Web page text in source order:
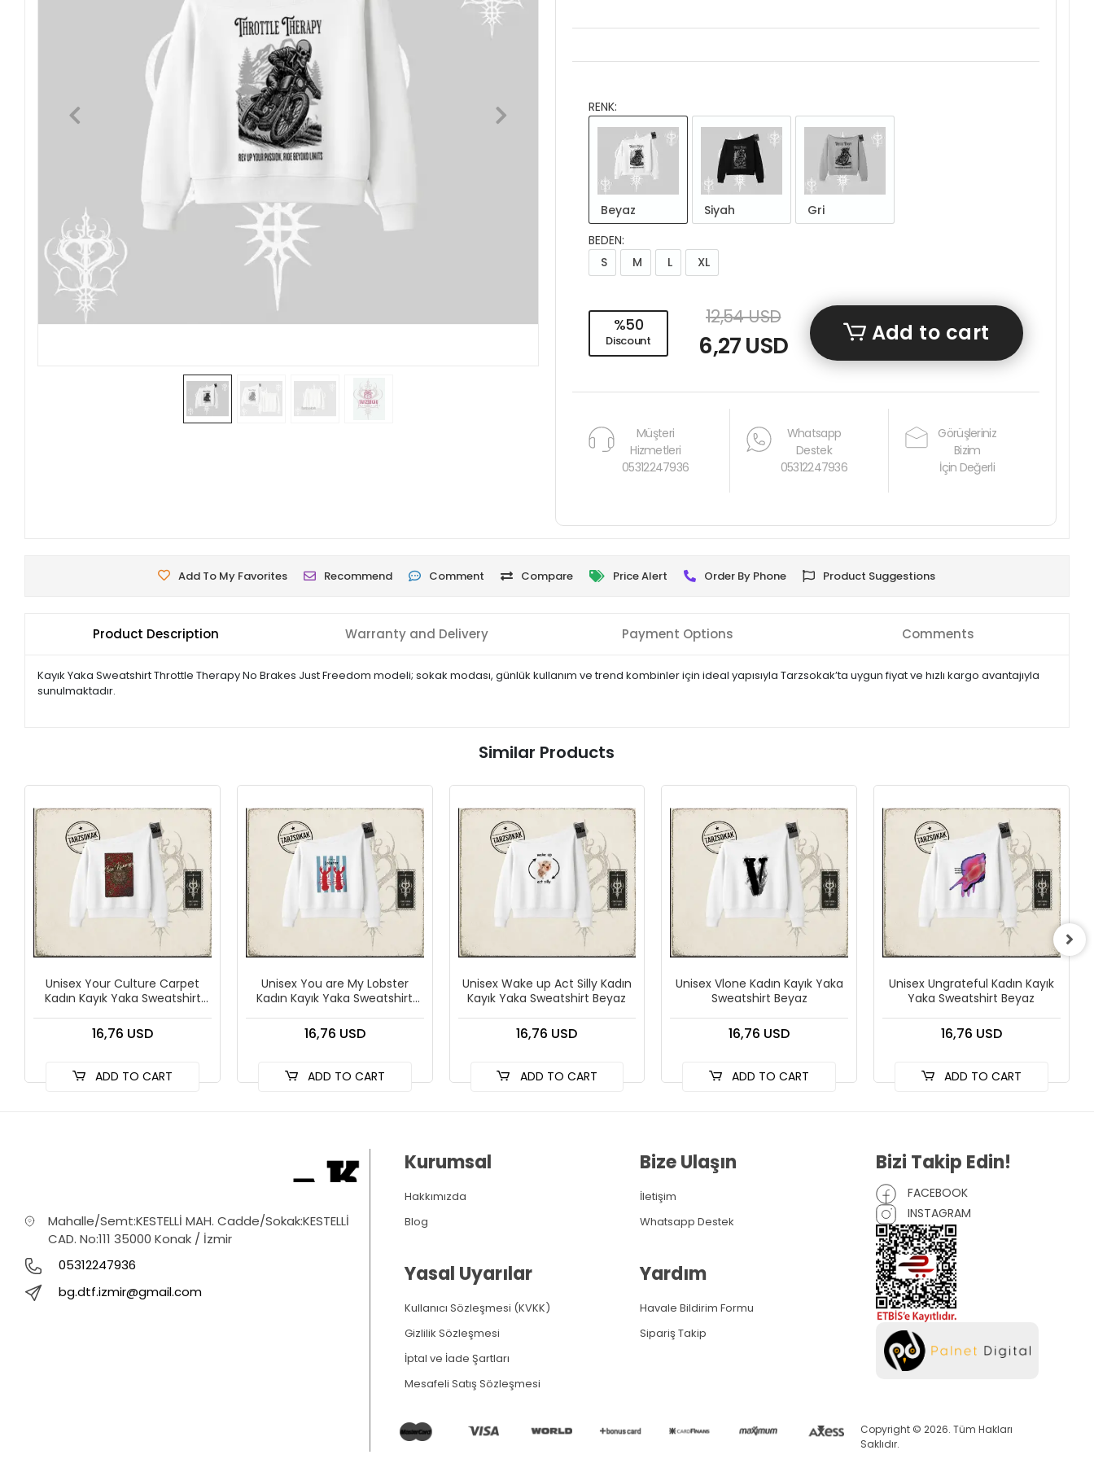
RENK:
Beyaz Siyah
Gri
BEDEN:
S
M L XL
%50
Discount
12,54 USD
6,27 USD Add to cart
Müşteri
Hizmetleri
05312247936
Whatsapp
Destek
05312247936
Görüşleriniz
Bizim
İçin Değerli
Add To My Favorites Recommend Comment Compare Price Alert Order By Phone Product Suggestions
Product Description Warranty and Delivery Payment Options Comments
Kayık Yaka Sweatshirt Throttle Therapy No Brakes Just Freedom modeli; sokak modası, günlük kullanım ve trend kombinler için ideal yapısıyla Tarzsokak’ta uygun fiyat ve hızlı kargo avantajıyla
sunulmaktadır.
Similar Products
Unisex Your Culture Carpet
Kadın Kayık Yaka Sweatshirt
16,76 USD
ADD TO CART
Unisex You are My Lobster
Kadın Kayık Yaka Sweatshirt
16,76 USD
ADD TO CART
Unisex Wake up Act Silly Kadın
Kayık Yaka Sweatshirt Beyaz
16,76 USD
ADD TO CART
Unisex Vlone Kadın Kayık Yaka
Sweatshirt Beyaz
16,76 USD
ADD TO CART
Unisex Ungrateful Kadın Kayık
Yaka Sweatshirt Beyaz
16,76 USD
ADD TO CART
Mahalle/Semt:KESTELLİ MAH. Cadde/Sokak:KESTELLİ
CAD. No:111 35000 Konak / İzmir
05312247936
bg.dtf.izmir@gmail.com
Kurumsal
Hakkımızda
Blog
Yasal Uyarılar
Kullanıcı Sözleşmesi (KVKK)
Gizlilik Sözleşmesi
İptal ve İade Şartları
Mesafeli Satış Sözleşmesi
Bize Ulaşın
İletişim
Whatsapp Destek
Yardım
Havale Bildirim Formu
Sipariş Takip
Bizi Takip Edin!
FACEBOOK
INSTAGRAM
Copyright © 2026. Tüm Hakları
Saklıdır.